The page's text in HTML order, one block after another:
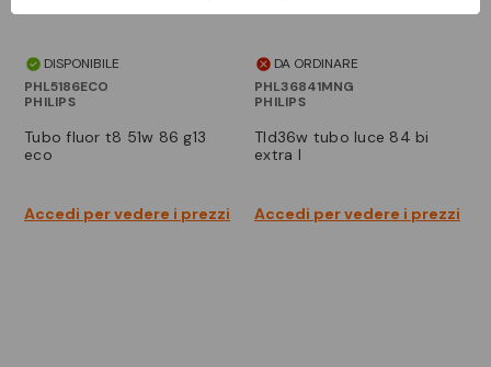
DISPONIBILE
PHL5186ECO
PHILIPS
tubo fluor t8 51w 86 g13
eco
Accedi per vedere i prezzi
DA ORDINARE
PHL36841MNG
PHILIPS
tld36w tubo luce 84 bi
extra l
Accedi per vedere i prezzi